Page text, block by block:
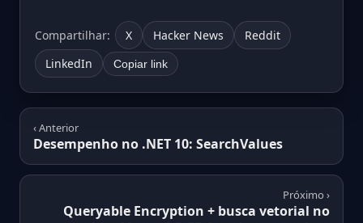
Compartilhar: X Hacker News
Reddit
LinkedIn
Copiar link
‹ Anterior
Desempenho no .NET 10: SearchValues
Próximo ›
Queryable Encryption + busca vetorial no